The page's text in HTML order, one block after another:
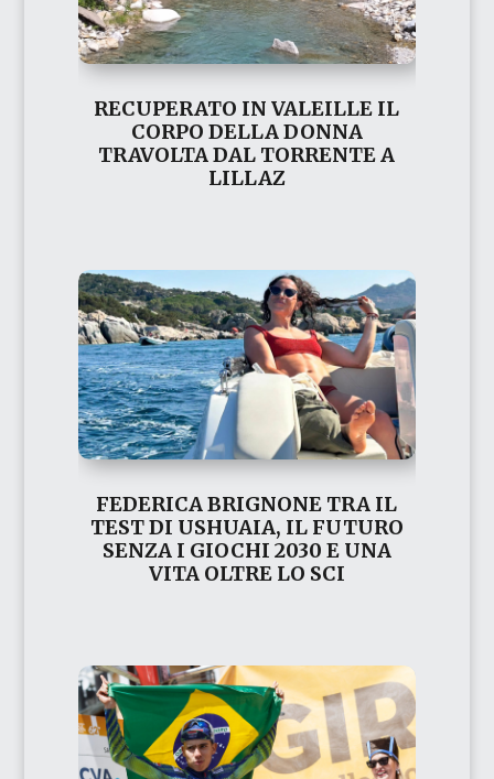
RECUPERATO IN VALEILLE IL
CORPO DELLA DONNA
TRAVOLTA DAL TORRENTE A
LILLAZ
FEDERICA BRIGNONE TRA IL
TEST DI USHUAIA, IL FUTURO
SENZA I GIOCHI 2030 E UNA
VITA OLTRE LO SCI